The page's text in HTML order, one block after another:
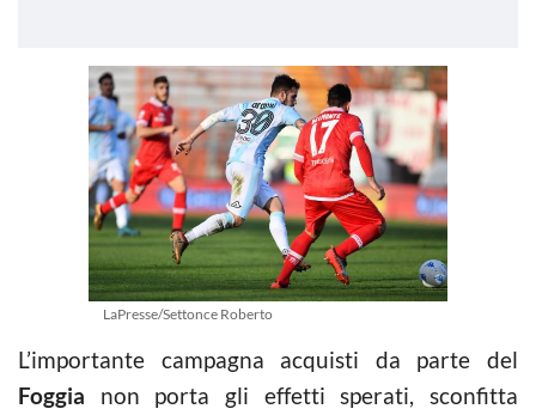
LaPresse/Settonce Roberto
L’importante campagna acquisti da parte del
Foggia non porta gli effetti sperati, sconfitta